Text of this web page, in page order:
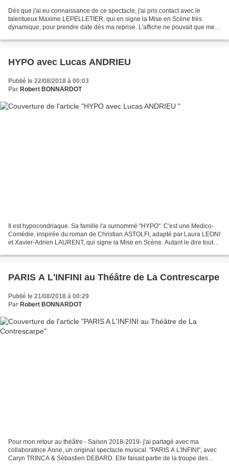
Dès que j'ai eu connaissance de ce spectacle, j'ai pris contact avec le
talentueux Maxime LEPELLETIER, qui en signe la Mise en Scène très
dynamique, pour prendre date dès ma reprise. L'affiche ne pouvait que me
HYPO avec Lucas ANDRIEU
Publié le 22/08/2018 à 00:03
Par Robert BONNARDOT
Il est hypocondriaque. Sa famille l'a surnommé "HYPO". C'est une Medico-
Comédie, inspirée du roman de Christian ASTOLFI, adapté par Laura LEONI
et Xavier-Adrien LAURENT, qui signe la Mise en Scène. Autant le dire tout
PARIS A L'INFINI au Théâtre de La Contrescarpe
Publié le 21/08/2018 à 00:29
Par Robert BONNARDOT
Pour mon retour au théâtre - Saison 2018-2019- j'ai partagé avec ma
collaboratrice Anne, un original spectacle musical. "PARIS A L'INFINI", avec
Caryn TRINCA & Sébastien DEBARD. Elle faisait partie de la troupe des